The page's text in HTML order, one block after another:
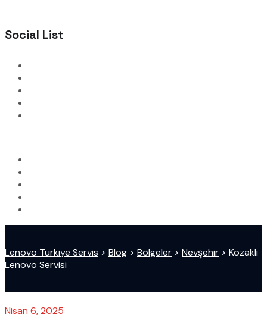
Social List
Lenovo Türkiye Servis > Blog > Bölgeler > Nevşehir > Kozaklı
Lenovo Servisi
Nisan 6, 2025